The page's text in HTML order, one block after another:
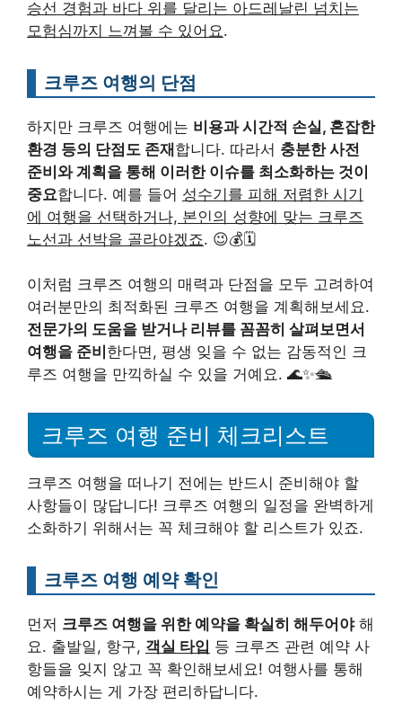
승선 경험과 바다 위를 달리는 아드레날린 넘치는
모험심까지 느껴볼 수 있어요.
크루즈 여행의 단점
하지만 크루즈 여행에는 비용과 시간적 손실, 혼잡한
환경 등의 단점도 존재합니다. 따라서 충분한 사전
준비와 계획을 통해 이러한 이슈를 최소화하는 것이
중요합니다. 예를 들어 성수기를 피해 저렴한 시기
에 여행을 선택하거나, 본인의 성향에 맞는 크루즈
노선과 선박을 골라야겠죠. 😉💰🗓️
이처럼 크루즈 여행의 매력과 단점을 모두 고려하여
여러분만의 최적화된 크루즈 여행을 계획해보세요.
전문가의 도움을 받거나 리뷰를 꼼꼼히 살펴보면서
여행을 준비 한다면, 평생 잊을 수 없는 감동적인 크
루즈 여행을 만끽하실 수 있을 거예요. 🌊✨🛳️
크루즈 여행 준비 체크리스트
크루즈 여행을 떠나기 전에는 반드시 준비해야 할
사항들이 많답니다! 크루즈 여행의 일정을 완벽하게
소화하기 위해서는 꼭 체크해야 할 리스트가 있죠.
크루즈 여행 예약 확인
먼저 크루즈 여행을 위한 예약을 확실히 해두어야해
요. 출발일, 항구, 객실 타입 등 크루즈 관련 예약 사
항들을 잊지 않고 꼭 확인해보세요! 여행사를 통해
예약하시는 게 가장 편리하답니다.